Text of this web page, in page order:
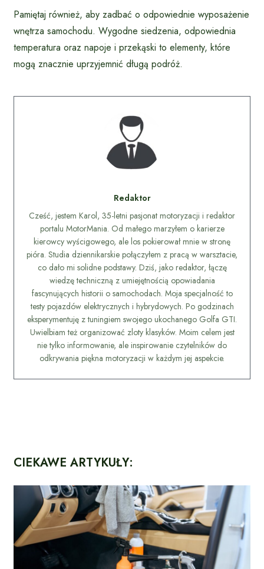
Pamiętaj również, aby zadbać o odpowiednie wyposażenie
wnętrza samochodu. Wygodne siedzenia, odpowiednia
temperatura oraz napoje i przekąski to elementy, które
mogą znacznie uprzyjemnić długą podróż.
Redaktor
Cześć, jestem Karol, 35-letni pasjonat motoryzacji i redaktor
portalu MotorMania. Od małego marzyłem o karierze
kierowcy wyścigowego, ale los pokierował mnie w stronę
pióra. Studia dziennikarskie połączyłem z pracą w warsztacie,
co dało mi solidne podstawy. Dziś, jako redaktor, łączę
wiedzę techniczną z umiejętnością opowiadania
fascynujących historii o samochodach. Moja specjalność to
testy pojazdów elektrycznych i hybrydowych. Po godzinach
eksperymentuję z tuningiem swojego ukochanego Golfa GTI.
Uwielbiam też organizować zloty klasyków. Moim celem jest
nie tylko informowanie, ale inspirowanie czytelników do
odkrywania piękna motoryzacji w każdym jej aspekcie.
CIEKAWE ARTYKUŁY: